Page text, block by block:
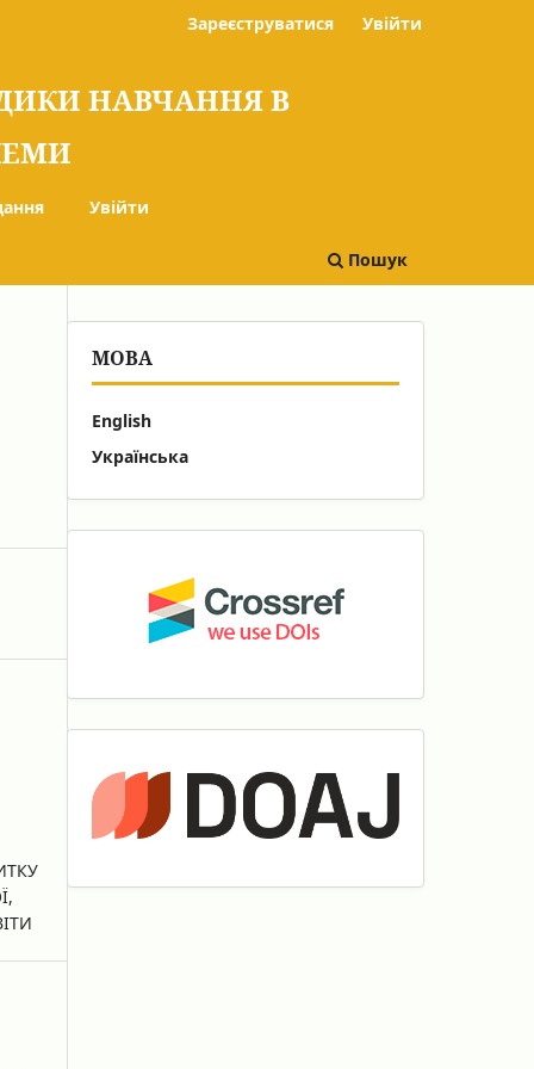
НАВЧАННЯ В
Увійти
Пошук
Зареєструватися Увійти
МОВА
English
Українська